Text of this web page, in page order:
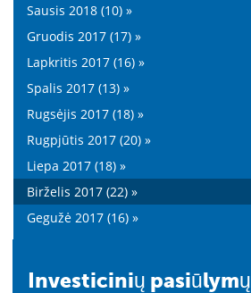
Sausis 2018 (10) »
Gruodis 2017 (17) »
Lapkritis 2017 (16) »
Spalis 2017 (13) »
Rugsėjis 2017 (18) »
Rugpjūtis 2017 (20) »
Liepa 2017 (18) »
Birželis 2017 (22) »
Gegužė 2017 (16) »
Investicinių pasiūlymų